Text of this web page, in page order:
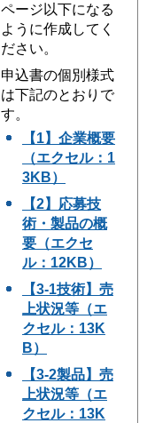
ページ以下になる
ように作成してく
ださい。
申込書の個別様式
は下記のとおりで
す。
【1】企業概要
（エクセル：1
3KB）
【2】応募技
術・製品の概
要（エクセ
ル：12KB）
【3-1技術】売
上状況等（エ
クセル：13K
B）
【3-2製品】売
上状況等（エ
クセル：13K